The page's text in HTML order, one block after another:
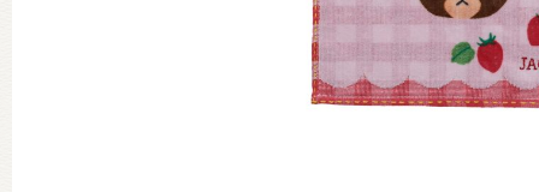
おたのしみコンテンツ(クイズ・